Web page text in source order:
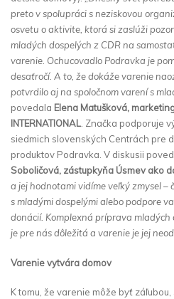
preto v spolupráci s neziskovou
osvetu o aktivite, ktorá si zaslúži
mladých dospelých z CDR na
varenie. Ochucovadlo Podravka je
desaťročí. A to, že dokáže varenie
potvrdilo aj na spoločnom varení s
povedala Elena Matušková,
INTERNATIONAL . Značka podporuje
siedmich slovenských Centrách pre
produktov Podravka. V diskusii
Soboličová, zástupkyňa Úsmev ako
a jej hodnotami vidíme veľký zmysel –
s mladými dospelými alebo podpore
donácií. Komplexná príprava
je pre nás dôležitá a varenie je jej
Varenie vytvára domov
K tomu, že varenie môže byť